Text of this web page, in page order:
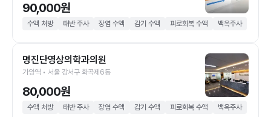
90,000원
수액 처방 태반 주사 장염 수액 감기 수액 피로회복 수액 백옥주사
명진단영상의학과의원
가양역 • 서울 강서구 화곡제6동
80,000원
수액 처방 태반 주사 장염 수액 감기 수액 피로회복 수액 백옥주사